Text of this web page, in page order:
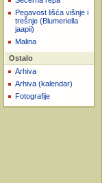
Pegavost lišća višnje i
trešnje (Blumeriella
jaapii)
Malina
Ostalo
Arhiva
Arhiva (kalendar)
Fotografije